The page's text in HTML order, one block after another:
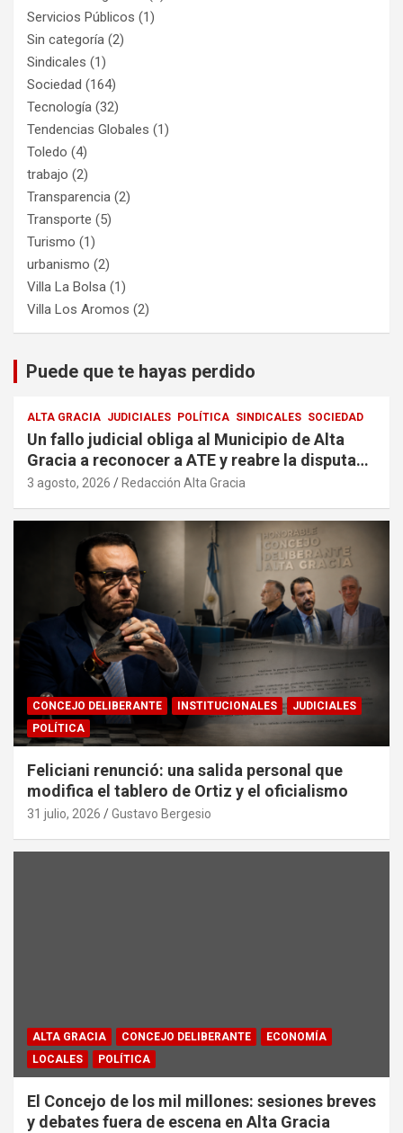
Servicios Públicos (1)
Sin categoría (2)
Sindicales (1)
Sociedad (164)
Tecnología (32)
Tendencias Globales (1)
Toledo (4)
trabajo (2)
Transparencia (2)
Transporte (5)
Turismo (1)
urbanismo (2)
Villa La Bolsa (1)
Villa Los Aromos (2)
Puede que te hayas perdido
ALTA GRACIA JUDICIALES POLÍTICA SINDICALES SOCIEDAD
Un fallo judicial obliga al Municipio de Alta
Gracia a reconocer a ATE y reabre la disputa
por la representación sindical
3 agosto, 2026 Redacción Alta Gracia
CONCEJO DELIBERANTE INSTITUCIONALES
JUDICIALES
POLÍTICA
Feliciani renunció: una salida personal que
modifica el tablero de Ortiz y el oficialismo
31 julio, 2026 Gustavo Bergesio
ALTA GRACIA CONCEJO DELIBERANTE
ECONOMÍA
LOCALES
POLÍTICA
El Concejo de los mil millones: sesiones breves
y debates fuera de escena en Alta Gracia